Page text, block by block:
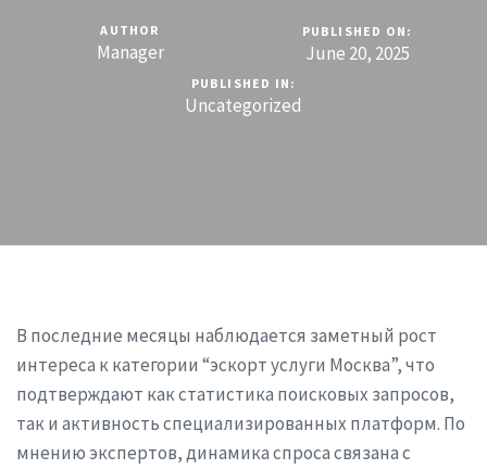
AUTHOR
Manager
PUBLISHED ON:
June 20, 2025
PUBLISHED IN:
Uncategorized
В последние месяцы наблюдается заметный рост
интереса к категории “эскорт услуги Москва”, что
подтверждают как статистика поисковых запросов,
так и активность специализированных платформ. По
мнению экспертов, динамика спроса связана с